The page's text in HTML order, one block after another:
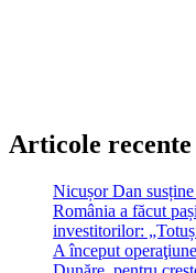
Articole recente
Nicușor Dan susține
România a făcut
investitorilor:
A început